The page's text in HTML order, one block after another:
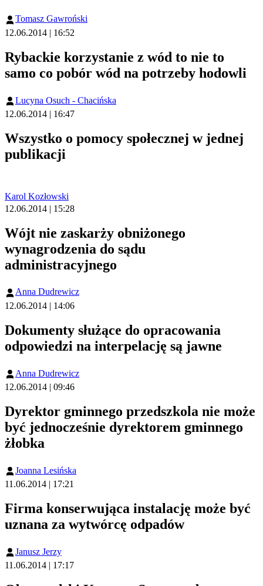
Tomasz Gawroński
12.06.2014 | 16:52
Rybackie korzystanie z wód to nie to
samo co pobór wód na potrzeby hodowli
Lucyna Osuch - Chacińska
12.06.2014 | 16:47
Wszystko o pomocy społecznej w jednej
publikacji
Karol Kozłowski
12.06.2014 | 15:28
Wójt nie zaskarży obniżonego
wynagrodzenia do sądu
administracyjnego
Anna Dudrewicz
12.06.2014 | 14:06
Dokumenty służące do opracowania
odpowiedzi na interpelację są jawne
Anna Dudrewicz
12.06.2014 | 09:46
Dyrektor gminnego przedszkola nie może
być jednocześnie dyrektorem gminnego
żłobka
Joanna Lesińska
11.06.2014 | 17:21
Firma konserwująca instalację może być
uznana za wytwórcę odpadów
Janusz Jerzy
11.06.2014 | 17:17